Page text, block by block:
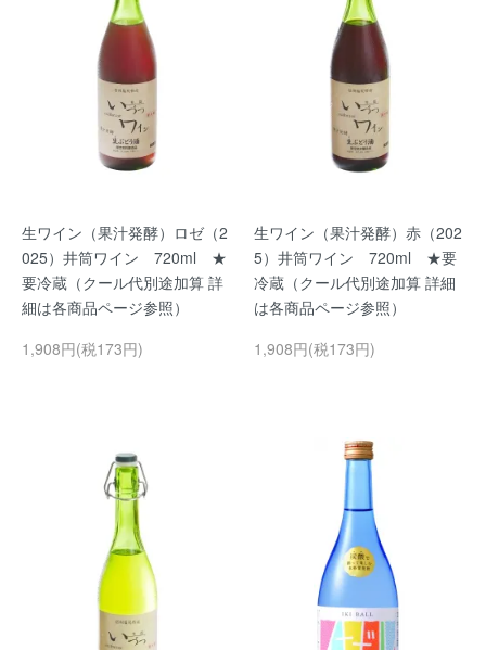
生ワイン（果汁発酵）ロゼ（2
025）井筒ワイン 720ml ★
要冷蔵（クール代別途加算 詳
細は各商品ページ参照）
1,908円(税173円)
生ワイン（果汁発酵）赤（202
5）井筒ワイン 720ml ★要
冷蔵（クール代別途加算 詳細
は各商品ページ参照）
1,908円(税173円)